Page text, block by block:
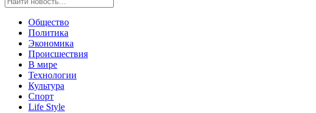
Общество
Политика
Экономика
Происшествия
В мире
Технологии
Культура
Спорт
Life Style